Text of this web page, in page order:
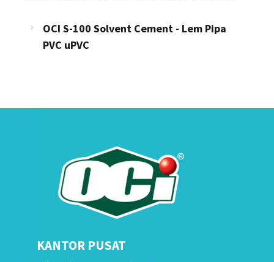
OCI S-100 Solvent Cement - Lem Pipa
PVC uPVC
KANTOR PUSAT